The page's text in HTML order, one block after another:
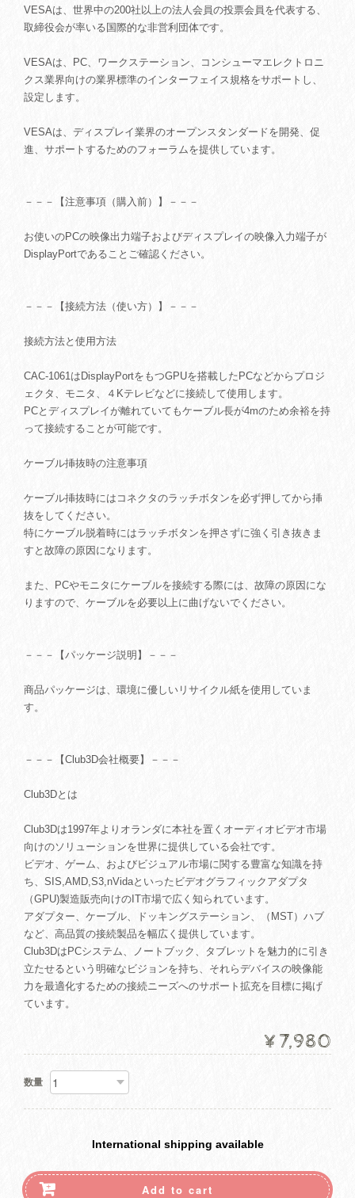
VESAは、世界中の200社以上の法人会員の投票会員を代表する、
取締役会が率いる国際的な非営利団体です。
VESAは、PC、ワークステーション、コンシューマエレクトロニ
クス業界向けの業界標準のインターフェイス規格をサポートし、
設定します。
VESAは、ディスプレイ業界のオープンスタンダードを開発、促
進、サポートするためのフォーラムを提供しています。
－－－【注意事項（購入前）】－－－
お使いのPCの映像出力端子およびディスプレイの映像入力端子が
DisplayPortであることご確認ください。
－－－【接続方法（使い方）】－－－
接続方法と使用方法
CAC-1061はDisplayPortをもつGPUを搭載したPCなどからプロジ
ェクタ、モニタ、４Kテレビなどに接続して使用します。
PCとディスプレイが離れていてもケーブル長が4mのため余裕を持
って接続することが可能です。
ケーブル挿抜時の注意事項
ケーブル挿抜時にはコネクタのラッチボタンを必ず押してから挿
抜をしてください。
特にケーブル脱着時にはラッチボタンを押さずに強く引き抜きま
すと故障の原因になります。
また、PCやモニタにケーブルを接続する際には、故障の原因にな
りますので、ケーブルを必要以上に曲げないでください。
－－－【パッケージ説明】－－－
商品パッケージは、環境に優しいリサイクル紙を使用していま
す。
－－－【Club3D会社概要】－－－
Club3Dとは
Club3Dは1997年よりオランダに本社を置くオーディオビデオ市場
向けのソリューションを世界に提供している会社です。
ビデオ、ゲーム、およびビジュアル市場に関する豊富な知識を持
ち、SIS,AMD,S3,nVidaといったビデオグラフィックアダプタ
（GPU)製造販売向けのIT市場で広く知られています。
アダプター、ケーブル、ドッキングステーション、（MST）ハブ
など、高品質の接続製品を幅広く提供しています。
Club3DはPCシステム、ノートブック、タブレットを魅力的に引き
立たせるという明確なビジョンを持ち、それらデバイスの映像能
力を最適化するための接続ニーズへのサポート拡充を目標に掲げ
ています。
¥7,980
数量
International shipping available
Add to cart